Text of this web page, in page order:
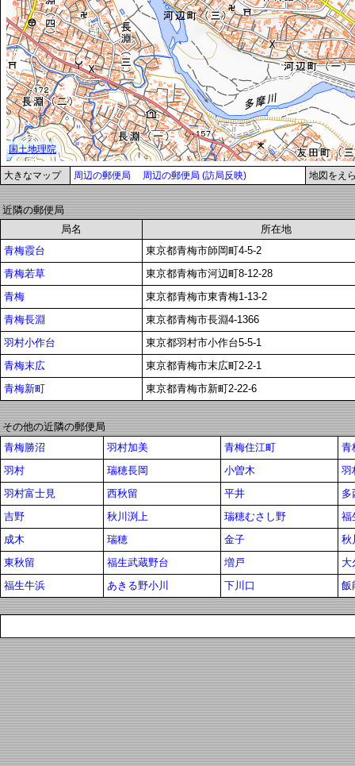
大きなマップ 周辺の郵便局 周辺の郵便局 (訪局反映) 地図をえ
近隣の郵便局
局名
所在地
青梅霞台
東京都青梅市師岡町4-5-2
青梅若草
東京都青梅市河辺町8-12-28
青梅
東京都青梅市東青梅1-13-2
青梅長淵
東京都青梅市長淵4-1366
羽村小作台
東京都羽村市小作台5-5-1
青梅末広
東京都青梅市末広町2-2-1
青梅新町
東京都青梅市新町2-22-6
その他の近隣の郵便局
青梅勝沼
羽村加美 青梅住江町
青
羽村
瑞穂長岡 小曽木
羽
羽村富士見
西秋留 平井
多
吉野
秋川渕上 瑞穂むさし野
福
成木
瑞穂 金子
秋
東秋留
福生武蔵野台 増戸
大
福生牛浜
あきる野小川 下川口 飯